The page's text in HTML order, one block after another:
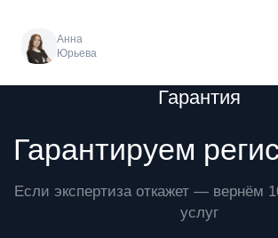
Анна
Юрьева
Гарантия
Гарантируем
Если экспертиза откажет — вернём
услуг